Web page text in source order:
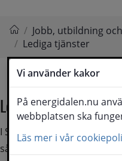
Energidalen
/ Jobb, utbildning
/ Lediga tjänster
Lediga tjänster
I Sollefteå som är en
så ser vi att de stora
Vi använder kakor
På energidalen.nu
webbplatsen ska
Läs mer i vår